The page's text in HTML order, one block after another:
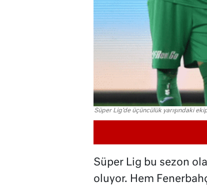
Süper Lig'de üçüncülük yarışındaki
Süper Lig bu sezon
oluyor. Hem